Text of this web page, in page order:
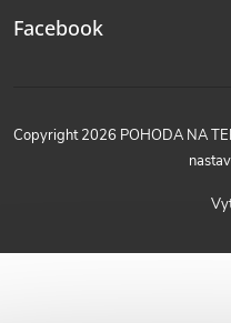
Facebook
Copyright 2026 POHODA NA